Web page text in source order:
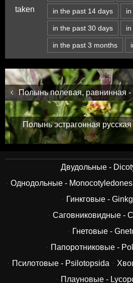
taken
in the past 14 days
in the past 30 days
in the past 3 months
Полынь полевая, равнинная
Полынь эстрагонная
Двудольные -
Однодольные - Monocotyledones
Гинкговые -
Саговниковидные -
Гнетовые -
Папоротниковые -
Псилотовые - Psilotopsida
Плауновые -